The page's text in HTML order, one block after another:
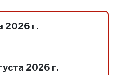
2026 г.
2026 г.